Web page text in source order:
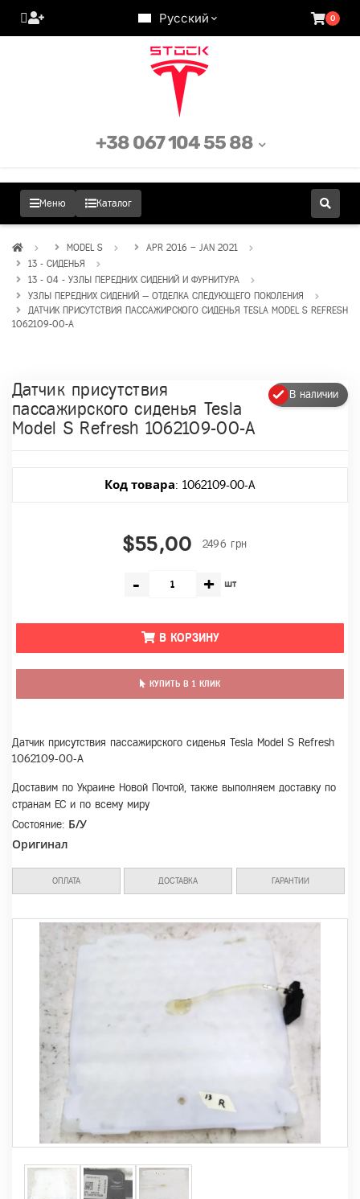
Русский 0
Меню Каталог
+38 067 104 55 88
MODEL S
APR 2016 – JAN 2021
13 - СИДЕНЬЯ
13 - 04 - УЗЛЫ ПЕРЕДНИХ СИДЕНИЙ И ФУРНИТУРА
УЗЛЫ ПЕРЕДНИХ СИДЕНИЙ — ОТДЕЛКА СЛЕДУЮЩЕГО ПОКОЛЕНИЯ
ДАТЧИК ПРИСУТСТВИЯ ПАССАЖИРСКОГО СИДЕНЬЯ TESLA MODEL S REFRESH
1062109-00-A
В наличии
Датчик присутствия
пассажирского сиденья Tesla
Model S Refresh 1062109-00-A
Код товара: 1062109-00-A
$55,00 2496 грн
- + шт
В КОРЗИНУ
КУПИТЬ В 1 КЛИК
Датчик присутствия пассажирского сиденья Tesla Model S Refresh
1062109-00-A
Доставим по Украине Новой Почтой, также выполняем доставку по
странам ЕС и по всему миру
Состояние: Б/У
Оригинал
ОПЛАТА ДОСТАВКА ГАРАНТИИ